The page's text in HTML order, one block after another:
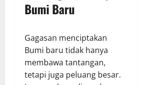
Bumi Baru
Gagasan menciptakan
Bumi baru tidak hanya
membawa tantangan,
tetapi juga peluang besar.